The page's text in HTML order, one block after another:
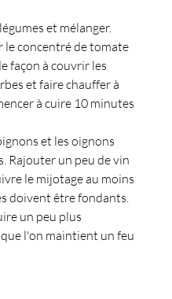
et mélanger.
le concentré de tomate
façon à couvrir les
et faire chauffer à
à cuire 10 minutes
et les oignons
Rajouter un peu de vin
le mijotage au moins
doivent être fondants.
un peu plus
l'on maintient un feu